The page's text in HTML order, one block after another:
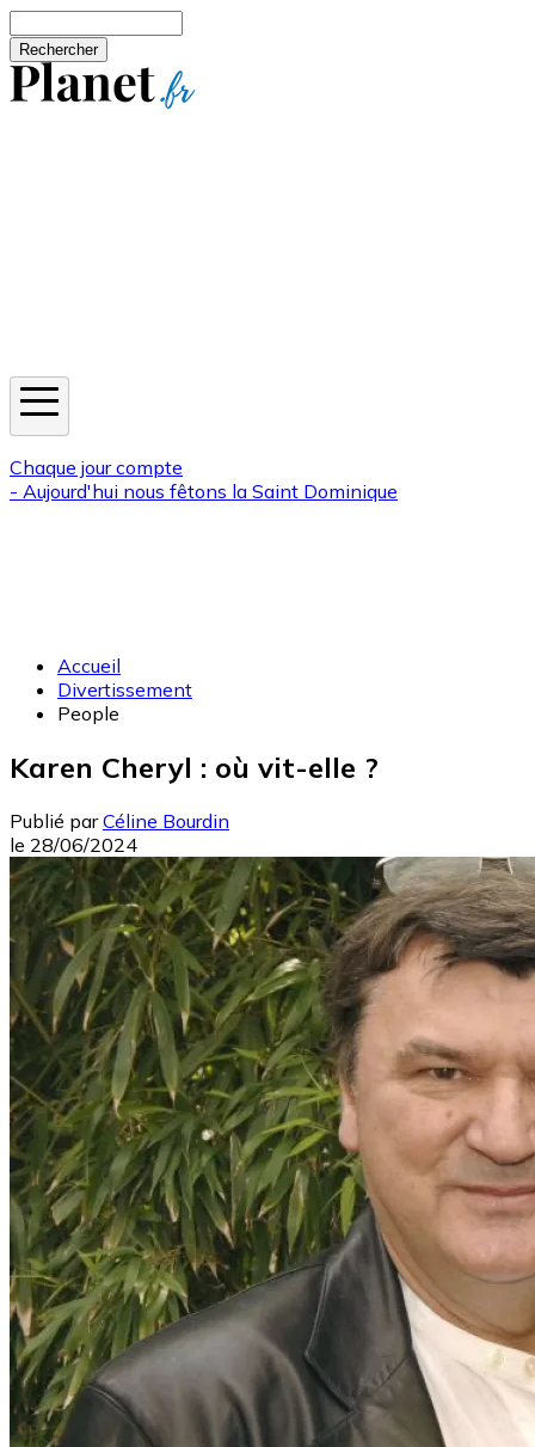
Chaque jour compte
- Aujourd'hui nous fêtons la Saint Dominique
Accueil
Divertissement
People
Karen Cheryl : où vit-elle ?
Publié par Céline Bourdin
le 28/06/2024